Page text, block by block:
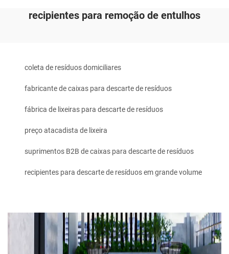
recipientes para remoção de entulhos
coleta de resíduos domiciliares
fabricante de caixas para descarte de resíduos
fábrica de lixeiras para descarte de resíduos
preço atacadista de lixeira
suprimentos B2B de caixas para descarte de resíduos
recipientes para descarte de resíduos em grande volume